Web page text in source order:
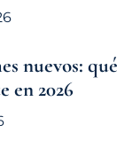
nuevos: qué
en 2026